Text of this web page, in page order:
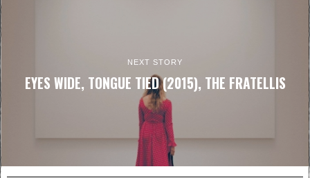
NEXT STORY
EYES WIDE, TONGUE TIED (2015), THE FRATELLIS